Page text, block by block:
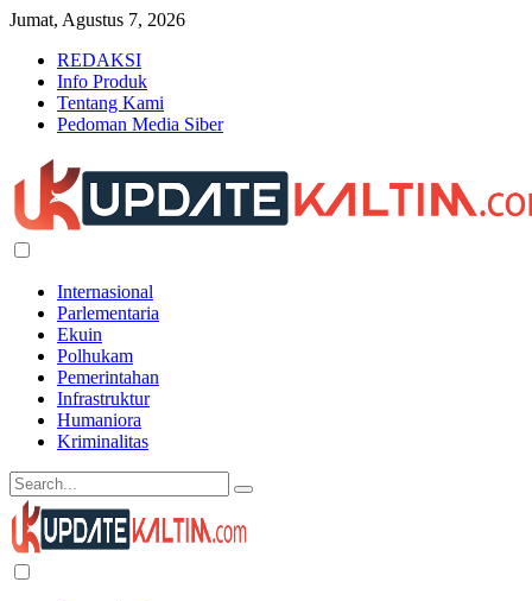
Jumat, Agustus 7, 2026
REDAKSI
Info Produk
Tentang Kami
Pedoman Media Siber
Internasional
Parlementaria
Ekuin
Polhukam
Pemerintahan
Infrastruktur
Humaniora
Kriminalitas